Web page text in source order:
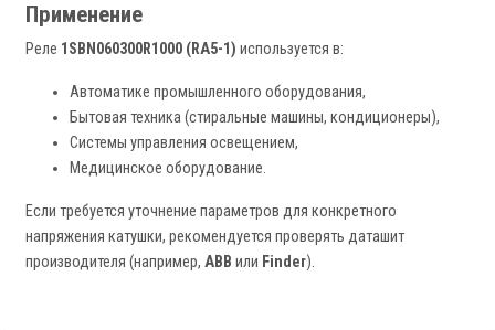
Применение
Реле 1SBN060300R1000 (RA5-1) используется в:
Автоматике промышленного оборудования,
Бытовая техника (стиральные машины, кондиционеры),
Системы управления освещением,
Медицинское оборудование.
Если требуется уточнение параметров для конкретного
напряжения катушки, рекомендуется проверять даташит
производителя (например, ABB или Finder).